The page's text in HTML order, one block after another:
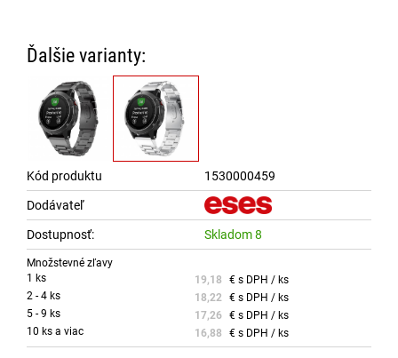
Ďalšie varianty:
Kód produktu
1530000459
Dodávateľ
Dostupnosť:
Skladom 8
Množstevné zľavy
1 ks
19,18 € s DPH / ks
2 - 4 ks
18,22 € s DPH / ks
5 - 9 ks
17,26 € s DPH / ks
10 ks a viac
16,88 € s DPH / ks